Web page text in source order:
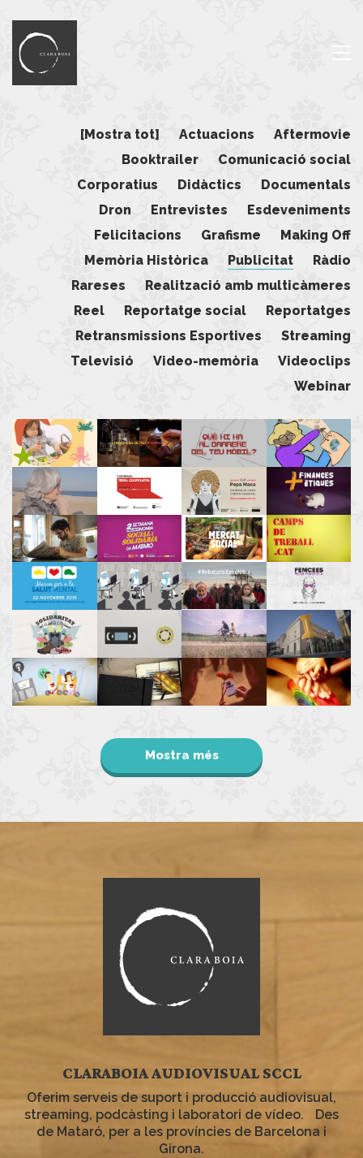
[Mostra tot] Actuacions
Aftermovie
Booktrailer
Comunicació social
Corporatius
Didàctics
Documentals
Dron
Entrevistes
Esdeveniments
Felicitacions
Grafisme
Making Off
Memòria Històrica
Publicitat
Ràdio
Rareses
Realització amb multicàmeres
Reel
Reportatge social
Reportatges
Retransmissions Esportives
Streaming
Televisió
Video-memòria
Videoclips
Webinar
Mostra més
CLARABOIA AUDIOVISUAL SCCL
Oferim serveis de suport i producció audiovisual,
streaming, podcàsting i laboratori de vídeo. Des
de Mataró, per a les províncies de Barcelona i
Girona.